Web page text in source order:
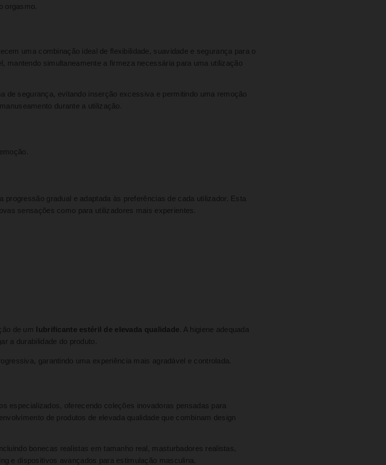
orgasmo.
uma combinação ideal de flexibilidade, suavidade e segurança para o
mantendo simultaneamente a firmeza necessária para uma utilização
de segurança, evitando inserção excessiva e permitindo uma remoção
durante a utilização.
gradual e adaptada às preferências de cada utilizador. Esta
sensações como para utilizadores mais experientes.
de um lubrificante estéril de elevada qualidade . A higiene adequada
a durabilidade do produto.
garantindo uma experiência mais agradável e controlada.
especializados, oferecendo coleções inovadoras pensadas para
de produtos de elevada qualidade que combinam design
bonecas realistas em tamanho real, masturbadores realistas,
e dispositivos avançados para estimulação masculina.